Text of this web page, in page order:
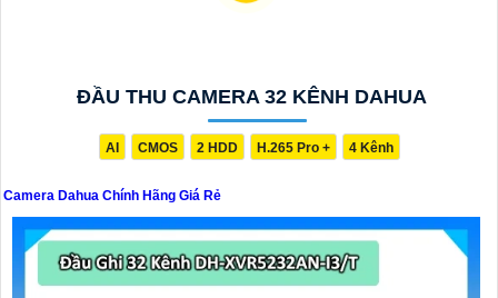
khuôn mặt, lọc báo động giả và nhiều tính năng khác.
các đại lý, nhà phân phối uy tín, chính thức của Dahua. Đảm bảo sản
phẩm mua là chính hãng để đẳng cấp chất lượng và hỗ trợ sau bán
đích sử dụng camera, khu vực lắp đặt, số lượng camera cần thiết và
tính năng cần có như ghi âm, xoay, zoom, cảnh báo... Với những yếu
tố này, bạn có thể tham khảo ý kiến của chuyên gia hoặc tư vấn viên
để chọn lựa được giải pháp tốt nhất cho nhu cầu của bạn.
Chúc bạn thành công trong việc tìm hiểu và lựa chọn Camera Dahua
Chính Hãng giá rẻ và giải pháp phù hợp cho mình. Nếu cần thêm
ĐẦU THU CAMERA 32 KÊNH DAHUA
AI CMOS 2 HDD H.265 Pro + 4 Kênh
Camera Dahua Chính Hãng Giá Rẻ